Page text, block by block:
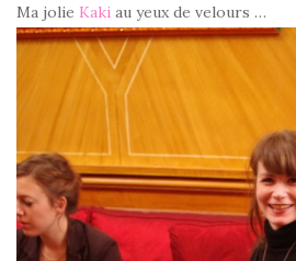
Ma jolie Kaki au yeux de velours …